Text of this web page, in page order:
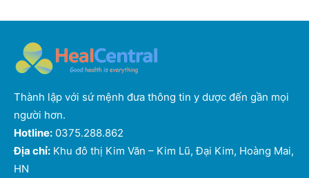
Thành lập với sứ mệnh đưa thông tin y dược đến gần mọi
người hơn.
Hotline: 0375.288.862
Địa chỉ: Khu đô thị Kim Văn – Kim Lũ, Đại Kim, Hoàng Mai,
HN